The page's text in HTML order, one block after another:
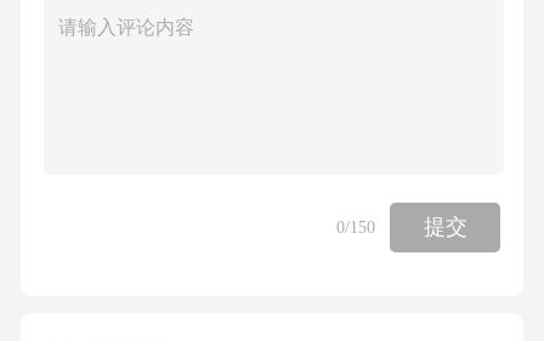
况，不断优化和调整协同流程和机制，提高协
围等手段，营造出与开放活动主题相契合的沉
浸式场景，让用户身临其境。借助场景中的情
0/150 提交